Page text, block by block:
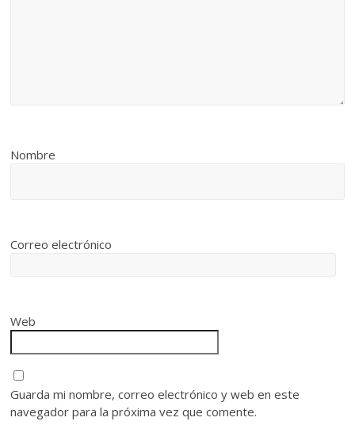
Nombre
Correo electrónico
Web
Guarda mi nombre, correo electrónico y web en este
navegador para la próxima vez que comente.